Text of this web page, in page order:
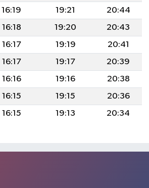
16:19 19:21
20:44
16:18 19:20
20:43
16:17 19:19
20:41
16:17 19:17
20:39
16:16 19:16
20:38
16:15 19:15
20:36
16:15 19:13 20:34